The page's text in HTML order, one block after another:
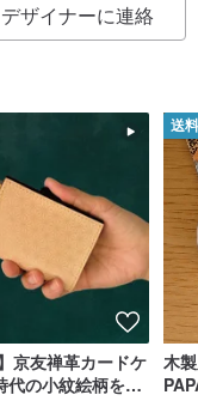
デザイナーに連絡
京友禅革カードケ
代の小紋絵柄を型
送
木